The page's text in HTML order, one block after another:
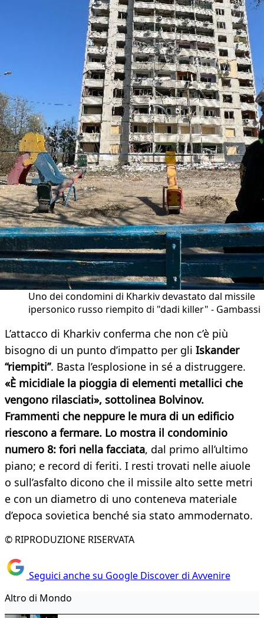
Uno dei condomini di Kharkiv devastato dal missile
ipersonico russo riempito di "dadi killer" - Gambassi
L’attacco di Kharkiv conferma che non c’è più
bisogno di un punto d’impatto per gli Iskander
“riempiti”. Basta l’esplosione in sé a distruggere.
«È micidiale la pioggia di elementi metallici che
vengono rilasciati», sottolinea Bolvinov.
Frammenti che neppure le mura di un edificio
riescono a fermare. Lo mostra il condominio
numero 8: fori nella facciata, dal primo all’ultimo
piano; e record di feriti. I resti trovati nelle aiuole
o sull’asfalto dicono che il missile alto sette metri
e con un diametro di uno conteneva materiale
d’epoca sovietica benché sia stato ammodernato.
© RIPRODUZIONE RISERVATA
Seguici anche su Google Discover di Avvenire
Altro di Mondo